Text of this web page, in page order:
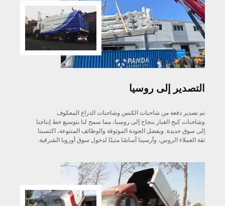
التصدير إلى روسيا
تم تصدير دفعة من شاحنات الكنس وشاحنات الذراع المعكوف
وشاحنات كبح الغبار بنجاح إلى روسيا، مما سمح لنا بتوسيع خط إنتاجنا
إلى سوق جديدة. وبفضل الجودة الموثوقة والوظائف المتنوعة، اكتسبنا
ثقة العملاء الروس، وأرسينا أساسًا متينًا لدخول سوق أوروبا الشرقية.